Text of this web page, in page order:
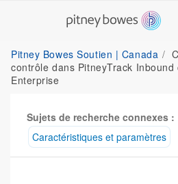
Pitney Bowes Soutien | Canada
contrôle dans PitneyTrack Inbound
Enterprise
Sujets de recherche connexes :
Caractéristiques et paramètres